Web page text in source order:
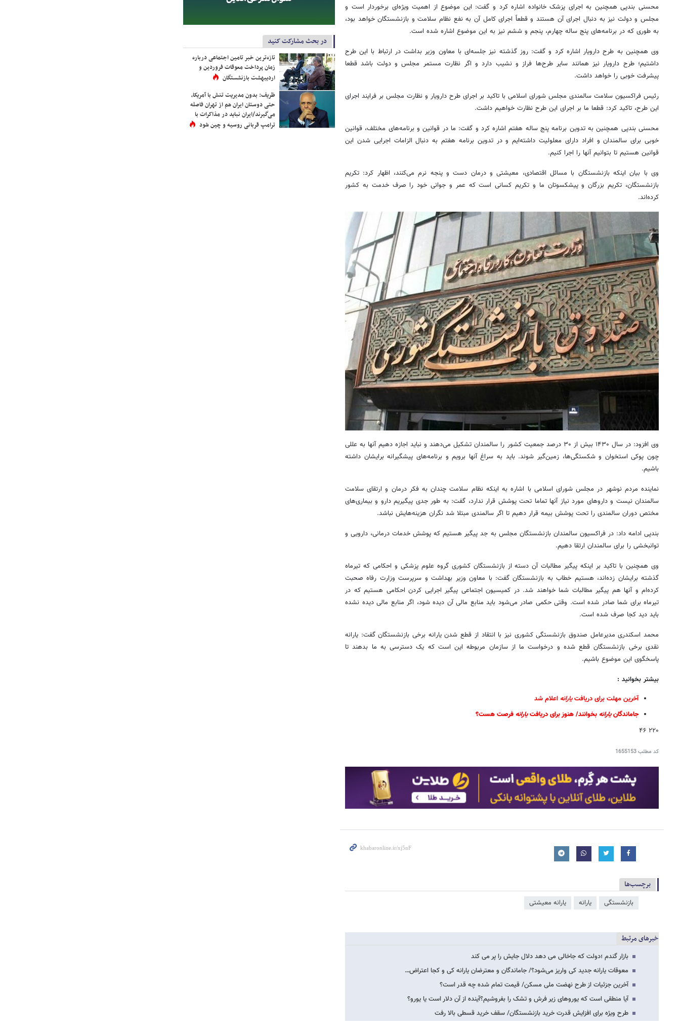
محسنی بندپی همچنین به اجرای پزشک خانواده اشاره کرد و گفت: این موضوع از اهمیت ویژه‌ای برخوردار است و
مجلس و دولت نیز به دنبال اجرای آن هستند و قطعاً اجرای کامل آن به نفع نظام سلامت و بازنشستگان خواهد بود،
به طوری که در برنامه‌های پنج ساله چهارم، پنجم و ششم نیز به این موضوع اشاره شده است.
وی همچنین به طرح دارویار اشاره کرد و گفت: روز گذشته نیز جلسه‌ای با معاون وزیر بداشت در ارتباط با این طرح
داشتیم؛ طرح دارویار نیز همانند سایر طرح‌ها فراز و نشیب دارد و اگر نظارت مستمر مجلس و دولت باشد قطعا
پیشرفت خوبی را خواهد داشت.
رئیس فراکسیون سلامت سالمندی مجلس شورای اسلامی با تاکید بر اجرای طرح دارویار و نظارت مجلس بر فرایند اجرای
این طرح، تاکید کرد: قطعا ما بر اجرای این طرح نظارت خواهیم داشت.
محسنی بندپی همچنین به تدوین برنامه پنج ساله هفتم اشاره کرد و گفت: ما در قوانین و برنامه‌های مختلف، قوانین
خوبی برای سالمندان و افراد دارای معلولیت داشته‌ایم و در تدوین برنامه هفتم به دنبال الزامات اجرایی شدن این
قوانین هستیم تا بتوانیم آنها را اجرا کنیم.
وی با بیان اینکه بازنشستگان با مسائل اقتصادی، معیشتی و درمان دست و پنجه نرم می‌کنند، اظهار کرد: تکریم
بازنشستگان، تکریم بزرگان و پیشکسوتان ما و تکریم کسانی است که عمر و جوانی خود را صرف خدمت به کشور
کرده‌اند.
وی افزود: در سال ۱۴۳۰ بیش از ۳۰ درصد جمعیت کشور را سالمندان تشکیل می‌دهند و نباید اجازه دهیم آنها به عللی
چون پوکی استخوان و شکستگی‌ها، زمین‌گیر شوند. باید به سراغ آنها برویم و برنامه‌های پیشگیرانه برایشان داشته
باشیم.
نماینده مردم نوشهر در مجلس شورای اسلامی با اشاره به اینکه نظام سلامت چندان به فکر درمان و ارتقای سلامت
سالمندان نیست و داروهای مورد نیاز آنها تماما تحت پوشش قرار ندارد، گفت: به طور جدی پیگیریم دارو و بیماری‌های
مختص دوران سالمندی را تحت پوشش بیمه قرار دهیم تا اگر سالمندی مبتلا شد نگران هزینه‌هایش نباشد.
بندپی ادامه داد: در فراکسیون سالمندان بازنشستگان مجلس به جد پیگیر هستیم که پوشش خدمات درمانی، دارویی و
توانبخشی را برای سالمندان ارتقا دهیم.
وی همچنین با تاکید بر اینکه پیگیر مطالبات آن دسته از بازنشستگان کشوری گروه علوم پزشکی و احکامی که تیرماه
گذشته برایشان زده‌اند، هستیم خطاب به بازنشستگان گفت: با معاون وزیر بهداشت و سرپرست وزارت رفاه صحبت
کرده‌ام و آنها هم پیگیر مطالبات شما خواهند شد. در کمیسیون اجتماعی پیگیر اجرایی کردن احکامی هستیم که در
تیرماه برای شما صادر شده است. وقتی حکمی صادر می‌شود باید منابع مالی آن دیده شود، اگر منابع مالی دیده نشده
باید دید کجا صرف شده است.
محمد اسکندری مدیرعامل صندوق بازنشستگی کشوری نیز با انتقاد از قطع شدن یارانه برخی بازنشستگان گفت: یارانه
نقدی برخی بازنشستگان قطع شده و درخواست ما از سازمان مربوطه این است که یک دسترسی به ما بدهند تا
پاسخگوی این موضوع باشیم.
بیشتر بخوانید :
آخرین مهلت برای دریافتیارانه اعلام شد
جاماندگانیارانه بخوانند/ هنوز برای دریافتیارانه فرصت هست؟
۲۲۰ ۴۶
کد مطلب1655153
برچسب‌ها
بازنشستگی یارانه یارانه معیشتی
خبرهای مرتبط
بازار گندم ؛دولت که جاخالی می دهد دلال جایش را پر می کند
معوقات یارانه‌ جدید کی واریز می‌شود؟/ جاماندگان و معترضان یارانه کی و کجا اعتراض…
آخرین جزئیات از طرح نهضت ملی مسکن/ قیمت تمام شده چه قدر است؟
آیا منطقی است که یوروهای زیر فرش و تشک را بفروشیم؟آینده از آن دلار است یا یورو؟
طرح ویژه برای افزایش قدرت خرید بازنشستگان/ سقف خرید قسطی بالا رفت
در بحث مشارکت کنید
تازه‌ترین خبر تامین اجتماعی درباره
زمان پرداخت معوقات فروردین و
اردیبهشت بازنشستگان
ظریف: بدون مدیریت تنش با آمریکا،
حتی دوستان ایران هم از تهران فاصله
می‌گیرند/ایران نباید در مذاکرات با
ترامپ قربانی روسیه و چین شود